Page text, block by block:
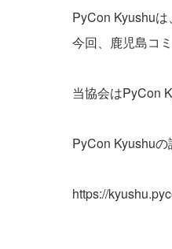
PyCon Kyushu
今回、鹿児島コ
当協会はPyCon
PyCon Kyushuの
https://